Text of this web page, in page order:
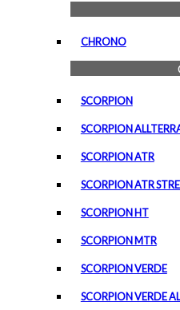
CHRONO
SCORPION
SCORPION
SCORPION ATR
SCORPION ATR
SCORPION HT
SCORPION MTR
SCORPION VERDE
SCORPION VERDE